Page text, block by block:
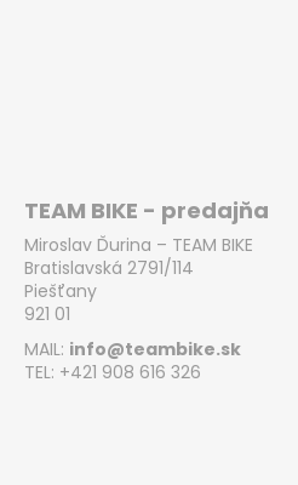
TEAM BIKE - predajňa
Miroslav Ďurina – TEAM BIKE
Bratislavská 2791/114
Piešťany
921 01
MAIL: info@teambike.sk
TEL: +421 908 616 326